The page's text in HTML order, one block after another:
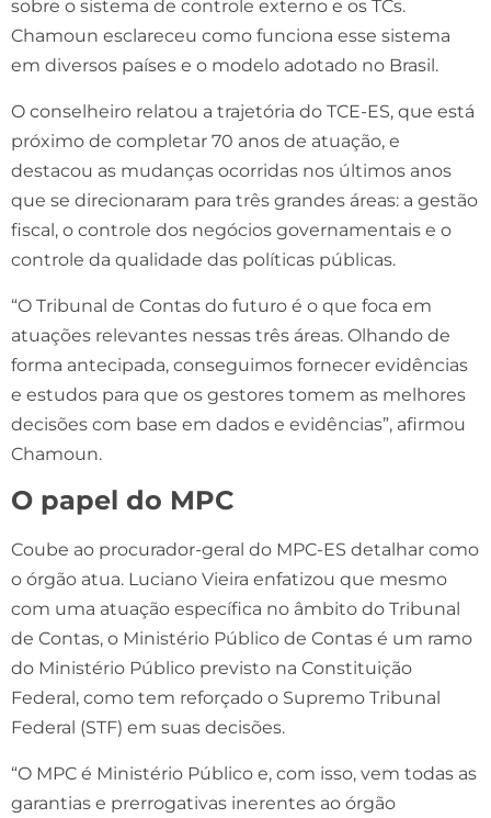
sobre o sistema de controle externo e os TCs.
Chamoun esclareceu como funciona esse sistema
em diversos países e o modelo adotado no Brasil.
O conselheiro relatou a trajetória do TCE-ES, que está
próximo de completar 70 anos de atuação, e
destacou as mudanças ocorridas nos últimos anos
que se direcionaram para três grandes áreas: a gestão
fiscal, o controle dos negócios governamentais e o
controle da qualidade das políticas públicas.
“O Tribunal de Contas do futuro é o que foca em
atuações relevantes nessas três áreas. Olhando de
forma antecipada, conseguimos fornecer evidências
e estudos para que os gestores tomem as melhores
decisões com base em dados e evidências”, afirmou
Chamoun.
O papel do MPC
Coube ao procurador-geral do MPC-ES detalhar como
o órgão atua. Luciano Vieira enfatizou que mesmo
com uma atuação específica no âmbito do Tribunal
de Contas, o Ministério Público de Contas é um ramo
do Ministério Público previsto na Constituição
Federal, como tem reforçado o Supremo Tribunal
Federal (STF) em suas decisões.
“O MPC é Ministério Público e, com isso, vem todas as
garantias e prerrogativas inerentes ao órgão